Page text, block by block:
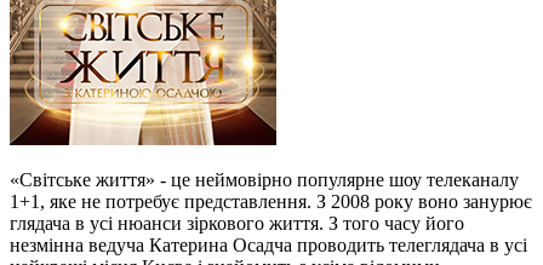
«Світське життя» - це неймовірно популярне шоу телеканалу
1+1, яке не потребує представлення. З 2008 року воно занурює
глядача в усі нюанси зіркового життя. З того часу його
незмінна ведуча Катерина Осадча проводить телеглядача в усі